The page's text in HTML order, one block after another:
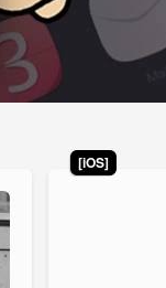
[iOS]